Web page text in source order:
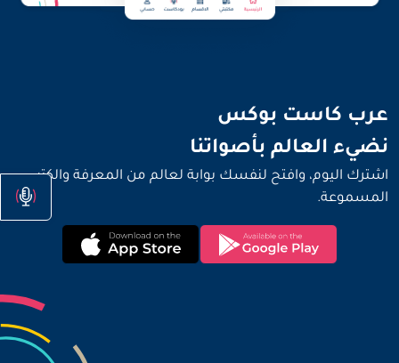
عرب كاست بوكس
نضيء العالم بأصواتنا
اشترك اليوم، وافتح لنفسك بوابة لعالم من المعرفة والكتب
المسموعة.